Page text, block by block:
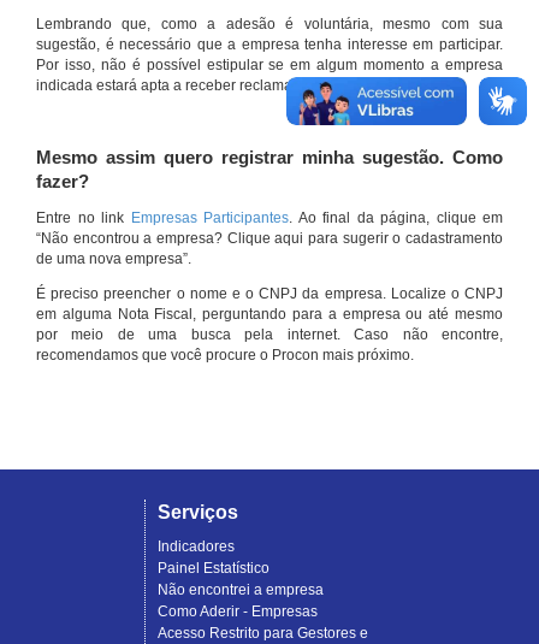
Lembrando que, como a adesão é voluntária, mesmo com sua
sugestão, é necessário que a empresa tenha interesse em participar.
Por isso, não é possível estipular se em algum momento a empresa
indicada estará apta a receber reclamações por meio do site.
Mesmo assim quero registrar minha sugestão. Como
fazer?
Entre no link Empresas Participantes. Ao final da página, clique em
“Não encontrou a empresa? Clique aqui para sugerir o cadastramento
de uma nova empresa”.
É preciso preencher o nome e o CNPJ da empresa. Localize o CNPJ
em alguma Nota Fiscal, perguntando para a empresa ou até mesmo
por meio de uma busca pela internet. Caso não encontre,
recomendamos que você procure o Procon mais próximo.
Serviços
Indicadores
Painel Estatístico
Não encontrei a empresa
Como Aderir - Empresas
Acesso Restrito para Gestores e